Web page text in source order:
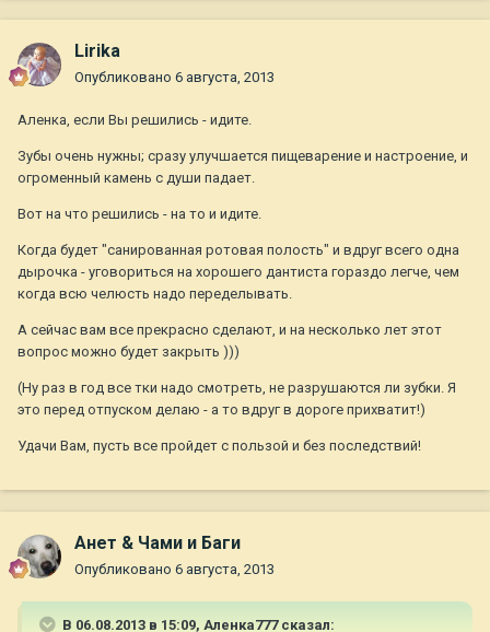
Lirika
Опубликовано 6 августа, 2013
Аленка, если Вы решились - идите.
Зубы очень нужны; сразу улучшается пищеварение и настроение, и
огроменный камень с души падает.
Вот на что решились - на то и идите.
Когда будет "санированная ротовая полость" и вдруг всего одна
дырочка - уговориться на хорошего дантиста гораздо легче, чем
когда всю челюсть надо переделывать.
А сейчас вам все прекрасно сделают, и на несколько лет этот
вопрос можно будет закрыть )))
(Ну раз в год все тки надо смотреть, не разрушаются ли зубки. Я
это перед отпуском делаю - а то вдруг в дороге прихватит!)
Удачи Вам, пусть все пройдет с пользой и без последствий!
Анет & Чами и Баги
Опубликовано 6 августа, 2013
В 06.08.2013 в 15:09, Аленка777 сказал: